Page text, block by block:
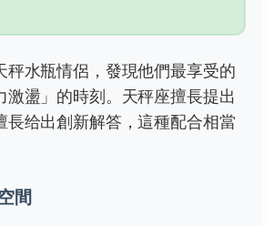
秤水瓶情侶，發現他們最享受的
激盪」的時刻。天秤座擅長提出
長给出創新解答，這種配合相當
間